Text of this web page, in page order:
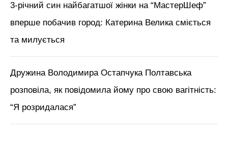
3-річний син найбагатшої жінки на “МастерШеф”
вперше побачив город: Катерина Велика сміється
та милується
Дружина Володимира Остапчука Полтавська
розповіла, як повідомила йому про свою вагітність:
“Я розридалася”